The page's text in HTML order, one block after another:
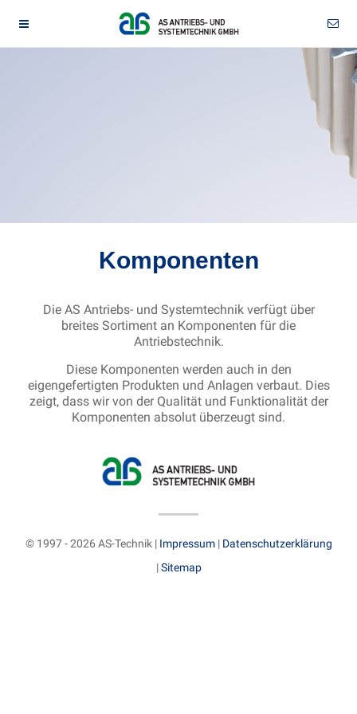
Komponenten
Die AS Antriebs- und Systemtechnik verfügt über
breites Sortiment an Komponenten für die
Antriebstechnik.
Diese Komponenten werden auch in den
eigengefertigten Produkten und Anlagen verbaut. Dies
zeigt, dass wir von der Qualität und Funktionalität der
Komponenten absolut überzeugt sind.
© 1997 - 2026 AS-Technik | Impressum| Datenschutzerklärung
|Sitemap